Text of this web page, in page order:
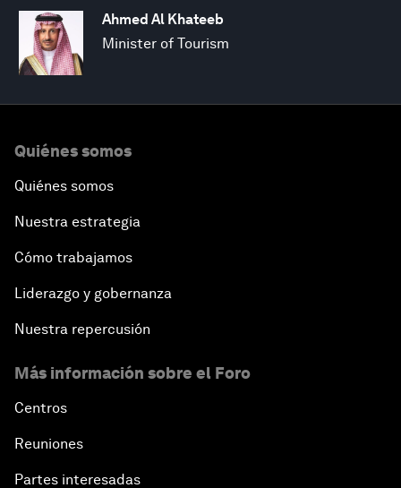
Ahmed Al Khateeb
Minister of Tourism
Quiénes somos
Quiénes somos
Nuestra estrategia
Cómo trabajamos
Liderazgo y gobernanza
Nuestra repercusión
Más información sobre el Foro
Centros
Reuniones
Partes interesadas